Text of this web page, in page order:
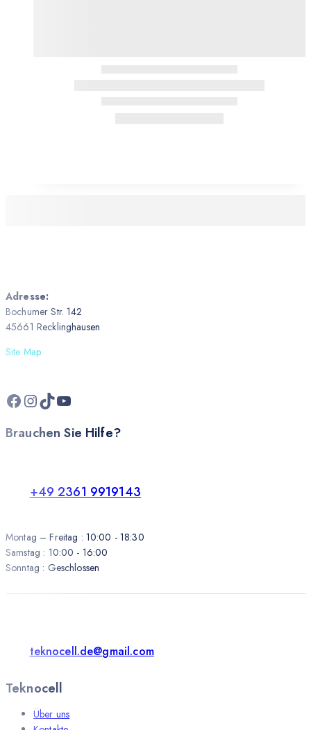
Adresse:
Bochumer Str. 142
45661 Recklinghausen
Site Map
Brauchen Sie Hilfe?
+49 2361 9919143
Montag – Freitag : 10:00 - 18:30
Samstag : 10:00 - 16:00
Sonntag : Geschlossen
teknocell.de@gmail.com
Teknocell
Über uns